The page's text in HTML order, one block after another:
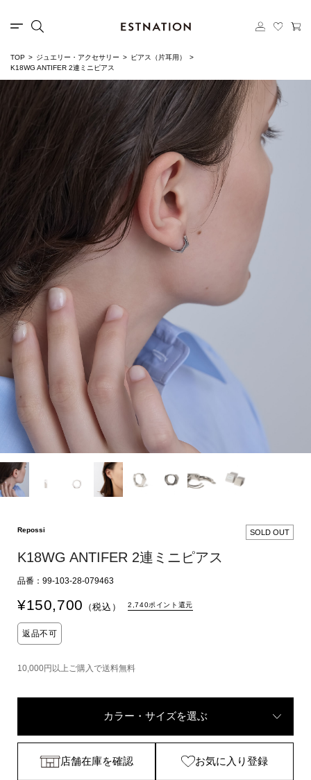
TOP ジュエリー・アクセサリー
ピアス（片耳用）
K18WG ANTIFER 2連ミニピアス
Repossi SOLD OUT
K18WG ANTIFER 2連ミニピアス
品番：99-103-28-079463
¥150,700 （税込） 2,740ポイント還元
返品不可
10,000円以上ご購入で送料無料
カラー・サイズを選ぶ
店舗在庫を確認 お気に入り登録